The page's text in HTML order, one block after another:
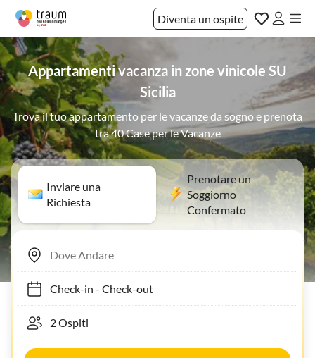
Diventa un ospite
Appartamenti vacanza in zone vinicole SU
Sicilia
Trova il tuo appartamento per le vacanze da sogno e prenota
tra 40 Case per le Vacanze
Inviare una
Richiesta
Prenotare un
Soggiorno
Confermato
Check-in- Check-out